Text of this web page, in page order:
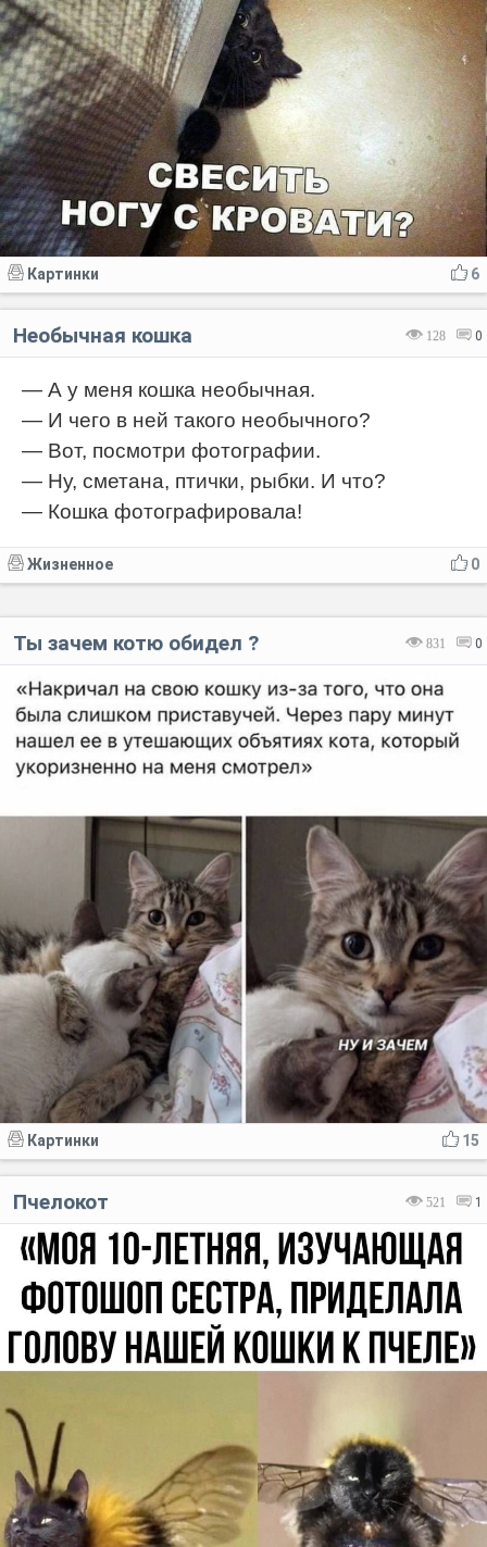
6
Картинки
128 0
Необычная кошка
— А у меня кошка необычная.
— И чего в ней такого необычного?
— Вот, посмотри фотографии.
— Ну, сметана, птички, рыбки. И что?
— Кошка фотографировала!
0
Жизненное
831 0
Ты зачем котю обидел ?
15
Картинки
521 1
Пчелокот